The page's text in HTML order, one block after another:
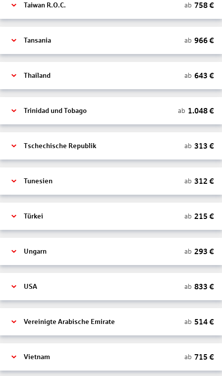
Taiwan R.O.C. ab 758€
Tansania ab 966€
Thailand ab 643 €
Trinidad und Tobago ab 1.048€
Tschechische Republik ab 313 €
Tunesien ab 312 €
Türkei ab 215 €
Ungarn ab 293 €
USA ab 833 €
Vereinigte Arabische Emirate ab 514€
Vietnam ab 715 €